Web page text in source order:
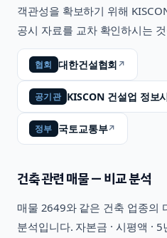
객관성을 확보하기 위해
공시 자료를 교차 확인하시는
협회 대한건설협회↗
공기관 KISCON 건설업 정보
정부 국토교통부↗
건축관련 매물 — 비교 분석
매물 2649와 같은 건축 업종의
분석입니다. 자본금 · 시평액 ·